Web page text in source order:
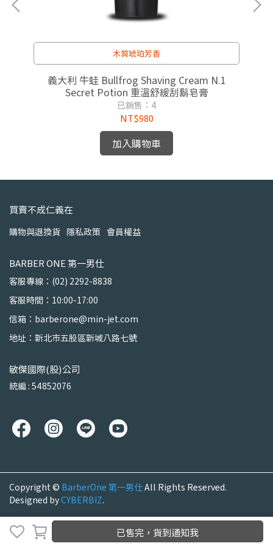
已售完，貨到通知我
木質琥珀芳香
義大利 牛蛙 Bullfrog Shaving Cream N.1
Secret Potion 重溫舒緩刮鬍皂膏
已銷售：4
NT$980
加入購物車
買賣不成仁義在
購物與退換貨 隱私政策 會員權益
BARBER ONE 第一男仕
客服專線：(02) 2292-8838
客服時間：10:00-17:00
信箱：barberone@min-jet.com
地址：新北市五股區新城八路七號
敏傑國際(股)公司
統編 : 54852076
Copyright © BarberOne 第一男仕All Rights Reserved.
Designed byCYBERBIZ.